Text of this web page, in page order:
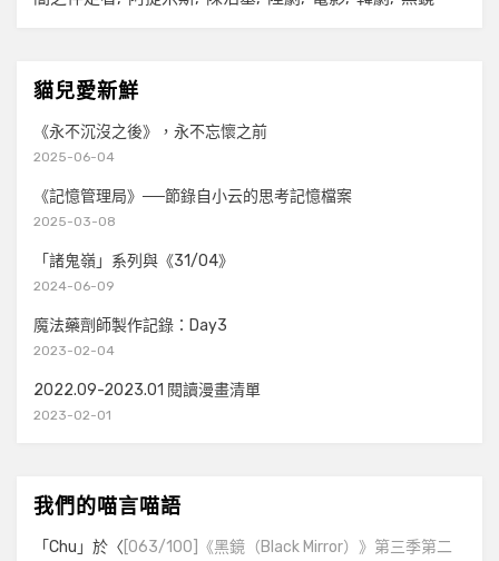
貓兒愛新鮮
《永不沉沒之後》，永不忘懷之前
2025-06-04
《記憶管理局》──節錄自小云的思考記憶檔案
2025-03-08
「諸鬼嶺」系列與《31/04》
2024-06-09
魔法藥劑師製作記錄：Day3
2023-02-04
2022.09-2023.01 閱讀漫畫清單
2023-02-01
我們的喵言喵語
「Chu 」於〈 [063/100]《黑鏡（Black Mirror）》第三季第二